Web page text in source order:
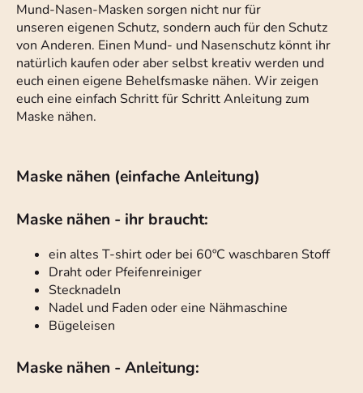
Mund-Nasen-Masken sorgen nicht nur für
unseren eigenen Schutz, sondern auch für den Schutz
von Anderen. Einen Mund- und Nasenschutz könnt ihr
natürlich kaufen oder aber selbst kreativ werden und
euch einen eigene Behelfsmaske nähen. Wir zeigen
euch eine einfach Schritt für Schritt Anleitung zum
Maske nähen.
Maske nähen (einfache Anleitung)
Maske nähen - ihr braucht:
ein altes T-shirt oder bei 60ºC waschbaren Stoff
Draht oder Pfeifenreiniger
Stecknadeln
Nadel und Faden oder eine Nähmaschine
Bügeleisen
Maske nähen - Anleitung: